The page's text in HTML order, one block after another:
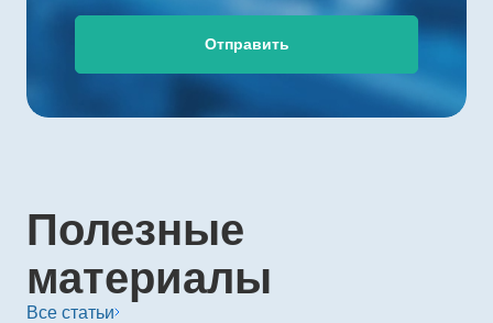
Отправить
Полезные
материалы
Все статьи